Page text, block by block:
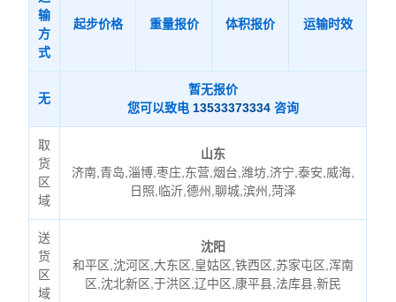
输
方
式
起步价格 重量报价 体积报价 运输时效
无
暂无报价
您可以致电13533373334 咨询
取
货
区
域
山东
济南,青岛,淄博,枣庄,东营,烟台,潍坊,济宁,泰安,威海,
日照,临沂,德州,聊城,滨州,菏泽
送
货
区
域
沈阳
和平区,沈河区,大东区,皇姑区,铁西区,苏家屯区,浑南
区,沈北新区,于洪区,辽中区,康平县,法库县,新民